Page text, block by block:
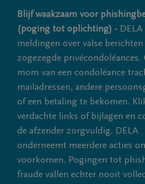
Blijf waakzaam voor
(poging tot oplichting) -
meldingen over valse berichten
zogezegde privécondoléances.
mom van een condoléance
mailadressen, andere
of een betaling te bekomen.
verdachte links of bijlagen en
de afzender zorgvuldig. DELA
onderneemt meerdere acties
voorkomen. Pogingen tot
fraude vallen echter nooit